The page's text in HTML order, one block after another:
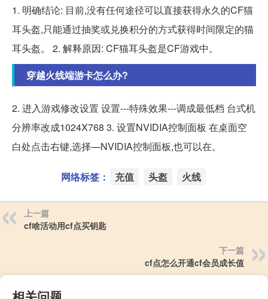
1. 明确结论: 目前,没有任何途径可以直接获得永久的CF猫
耳头盔,只能通过抽奖或兑换积分的方式获得时间限定的猫
耳头盔。 2. 解释原因: CF猫耳头盔是CF游戏中。
穿越火线端游卡怎么办?
2. 进入游戏修改设置 设置---特殊效果---调成最低档 台式机
分辨率改成1024X768 3. 设置NVIDIA控制面板 在桌面空
白处点击右键,选择—NVIDIA控制面板,也可以在。
网络标签： 充值 头盔 火线
上一篇
cf啥活动用cf点买钥匙
下一篇
cf点怎么开通cf会员成长值